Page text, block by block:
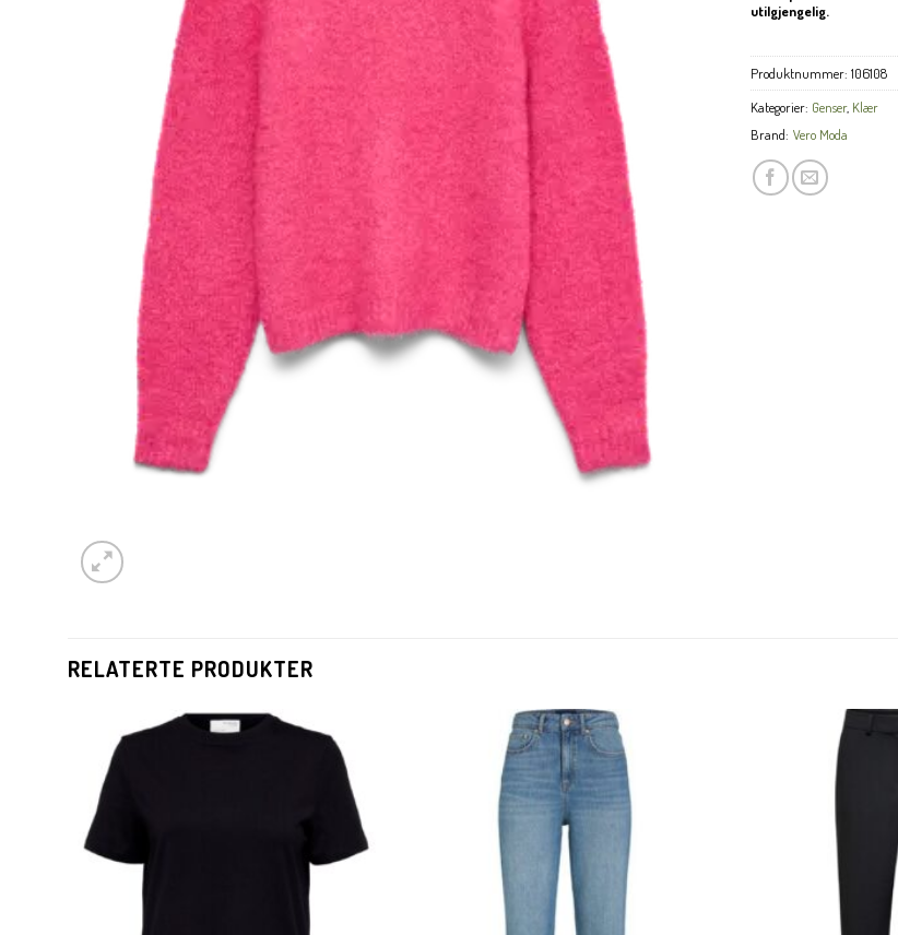
utilgjengelig.
Produktnummer: 106108
Kategorier: Genser, Klær
Brand: Vero Moda
RELATERTE PRODUKTER
KUNDEKLUBB
En liten velkomstgave til deg! ❤️
Bli en del av Nora-familien i dag. Som medlem får du 10%